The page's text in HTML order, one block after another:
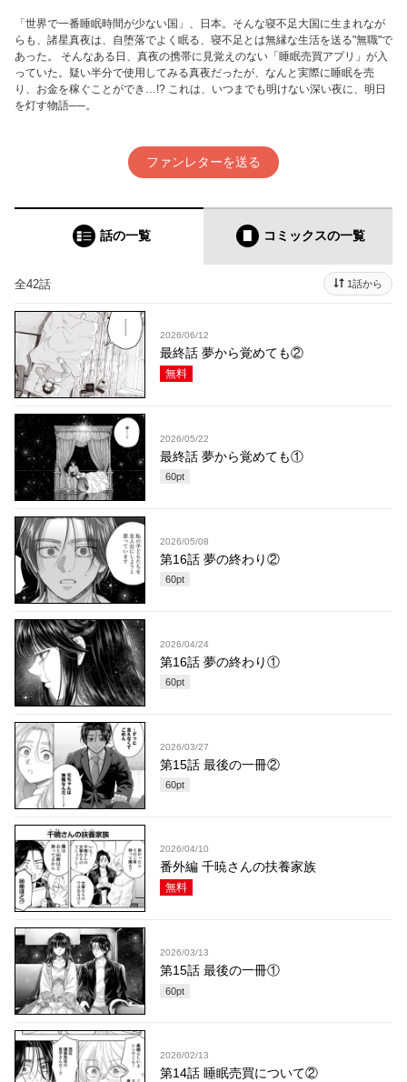
「世界で一番睡眠時間が少ない国」、日本。そんな寝不足大国に生まれなが
らも、諸星真夜は、自堕落でよく眠る、寝不足とは無縁な生活を送る"無職"で
あった。 そんなある日、真夜の携帯に見覚えのない「睡眠売買アプリ」が入
っていた。疑い半分で使用してみる真夜だったが、なんと実際に睡眠を売
り、お金を稼ぐことができ…!? これは、いつまでも明けない深い夜に、明日
を灯す物語──。
ファンレターを送る
話の一覧 コミックスの一覧
全42話 1話から
2026/06/12
最終話 夢から覚めても②
無料
2026/05/22
最終話 夢から覚めても①
60pt
2026/05/08
第16話 夢の終わり②
60pt
2026/04/24
第16話 夢の終わり①
60pt
2026/03/27
第15話 最後の一冊②
60pt
2026/04/10
番外編 千暁さんの扶養家族
無料
2026/03/13
第15話 最後の一冊①
60pt
2026/02/13
第14話 睡眠売買について②